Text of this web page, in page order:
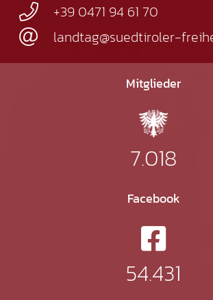
+39 0471 94 61 70
landtag@suedtiroler-
Mitglieder
7.018
Facebook
54.431